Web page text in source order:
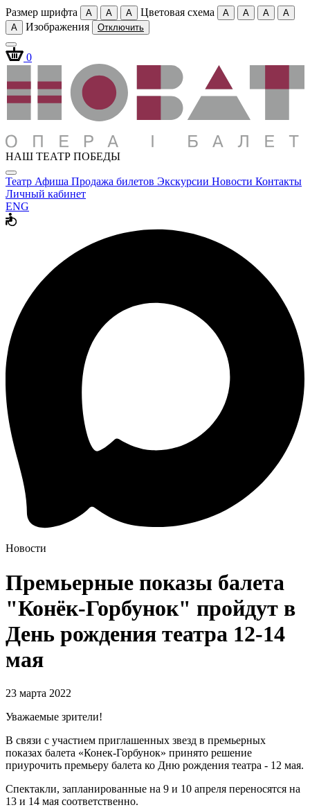
Размер шрифта A A A Цветовая схема A A A
A
A
Изображения Отключить
0
НАШ ТЕАТР ПОБЕДЫ
Театр Афиша Продажа билетов Экскурсии Новости Контакты
Личный кабинет
ENG
Новости
Премьерные показы балета
"Конёк-Горбунок" пройдут в
День рождения театра 12-14
мая
23 марта 2022
Уважаемые зрители!
В связи с участием приглашенных звезд в премьерных
показах балета «Конек-Горбунок» принято решение
приурочить премьеру балета ко Дню рождения театра - 12 мая.
Спектакли, запланированные на 9 и 10 апреля переносятся на
13 и 14 мая соответственно.